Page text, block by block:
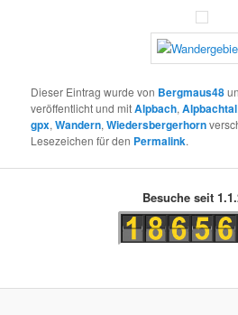
Dieser Eintrag wurde von Bergmaus48
veröffentlicht und mitAlpbach,Alpbachtal
gpx,Wandern,Wiedersbergerhorn
Lesezeichen für den Permalink.
Besuche seit